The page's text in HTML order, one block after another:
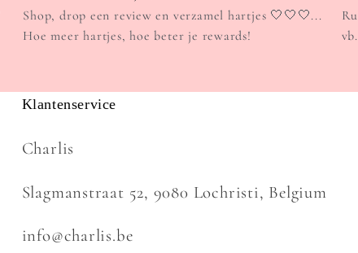
Shop, drop een review en verzamel hartjes 🤍🤍🤍...
Hoe meer hartjes, hoe beter je rewards!
Klantenservice
Charlis
Slagmanstraat 52, 9080 Lochristi, Belgium
info@charlis.be